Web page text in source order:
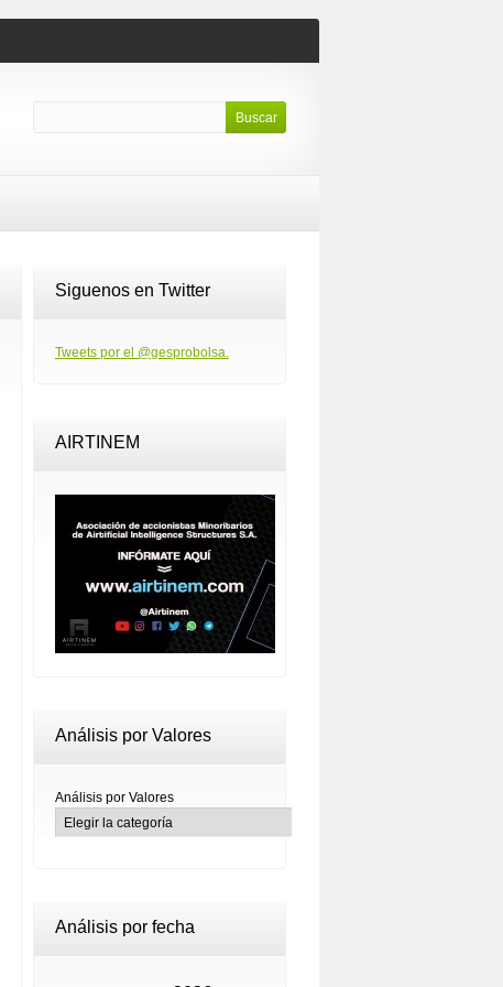
Siguenos en Twitter
Tweets por el @gesprobolsa.
AIRTINEM
Análisis por Valores
Análisis por Valores
Análisis por fecha